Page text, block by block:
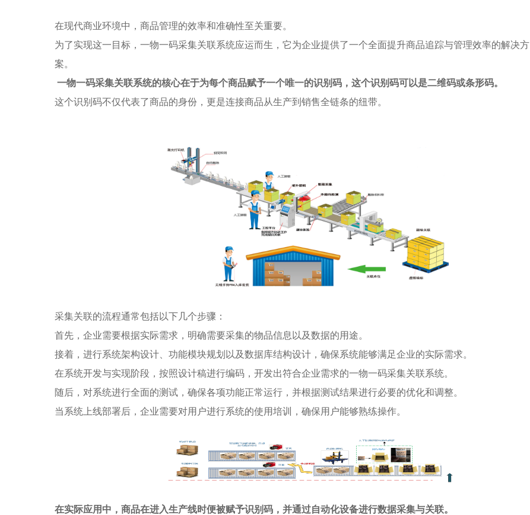
在现代商业环境中，商品管理的效率和准确性至关重要。
为了实现这一目标，一物一码采集关联系统应运而生，它为企业提供了一个全面提升商品追踪与管理效率的解决方
案。
一物一码采集关联系统的核心在于为每个商品赋予一个唯一的识别码，这个识别码可以是二维码或条形码。
这个识别码不仅代表了商品的身份，更是连接商品从生产到销售全链条的纽带。
采集关联的流程通常包括以下几个步骤：
首先，企业需要根据实际需求，明确需要采集的物品信息以及数据的用途。
接着，进行系统架构设计、功能模块规划以及数据库结构设计，确保系统能够满足企业的实际需求。
在系统开发与实现阶段，按照设计稿进行编码，开发出符合企业需求的一物一码采集关联系统。
随后，对系统进行全面的测试，确保各项功能正常运行，并根据测试结果进行必要的优化和调整。
当系统上线部署后，企业需要对用户进行系统的使用培训，确保用户能够熟练操作。
在实际应用中，商品在进入生产线时便被赋予识别码，并通过自动化设备进行数据采集与关联。